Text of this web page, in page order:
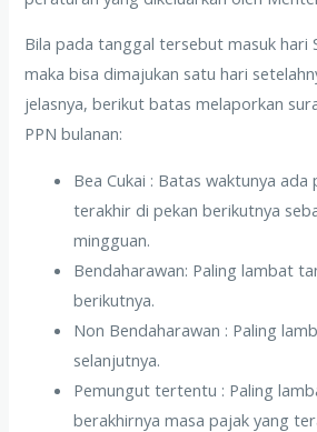
Bila pada tanggal tersebut masuk hari
maka bisa dimajukan satu hari
jelasnya, berikut batas melaporkan
PPN bulanan:
Bea Cukai : Batas waktunya ada
terakhir di pekan berikutnya
mingguan.
Bendaharawan: Paling lambat
berikutnya.
Non Bendaharawan : Paling
selanjutnya.
Pemungut tertentu : Paling
berakhirnya masa pajak yang